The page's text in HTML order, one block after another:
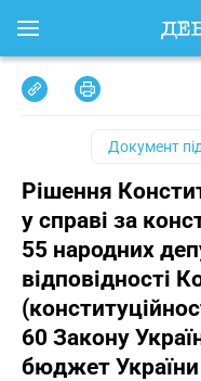
Документ
Рішення
у справі за
55 народних
відповідності
60 Закону
бюджет України